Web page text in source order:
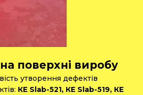
поверхні виробу
утворення дефектів
КЕ Slab-521, КЕ Slab-519, КЕ